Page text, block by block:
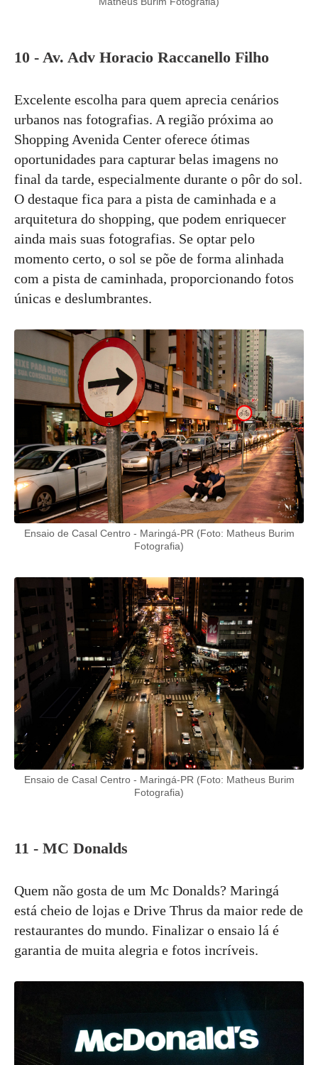
10 - Av. Adv Horacio Raccanello Filho
Excelente escolha para quem aprecia cenários
urbanos nas fotografias. A região próxima ao
Shopping Avenida Center oferece ótimas
oportunidades para capturar belas imagens no
final da tarde, especialmente durante o pôr do sol.
O destaque fica para a pista de caminhada e a
arquitetura do shopping, que podem enriquecer
ainda mais suas fotografias. Se optar pelo
momento certo, o sol se põe de forma alinhada
com a pista de caminhada, proporcionando fotos
únicas e deslumbrantes.
Ensaio de Casal Centro - Maringá-PR (Foto: Matheus Burim
Fotografia)
Ensaio de Casal Centro - Maringá-PR (Foto: Matheus Burim
Fotografia)
11 - MC Donalds
Quem não gosta de um Mc Donalds? Maringá
está cheio de lojas e Drive Thrus da maior rede de
restaurantes do mundo. Finalizar o ensaio lá é
garantia de muita alegria e fotos incríveis.